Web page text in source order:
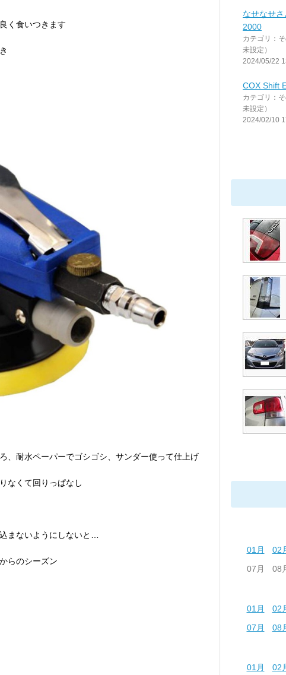
く食いつきます
、耐水ペーパーでゴシゴシ、サンダー使って仕上げ
なくて回りっぱなし
まないようにしないと…
らのシーズン
なせなせ
2000
カテゴリ：
未設定）
2024/05/22
COX Shift
カテゴリ：
未設定）
2024/02/10
01月 02
07月
08
01月 02
07月
08
01月 02